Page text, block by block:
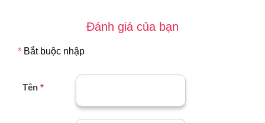
Đánh giá của bạn
* Bắt buộc nhập
Tên *